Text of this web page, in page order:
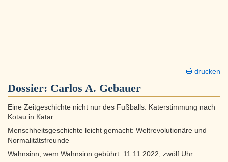
drucken
Dossier: Carlos A. Gebauer
Eine Zeitgeschichte nicht nur des Fußballs: Katerstimmung nach
Kotau in Katar
Menschheitsgeschichte leicht gemacht: Weltrevolutionäre und
Normalitätsfreunde
Wahnsinn, wem Wahnsinn gebührt: 11.11.2022, zwölf Uhr